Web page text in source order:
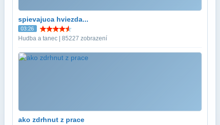
spievajuca hviezda...
03:26
Hudba a tanec | 85227 zobrazení
ako zdrhnut z prace